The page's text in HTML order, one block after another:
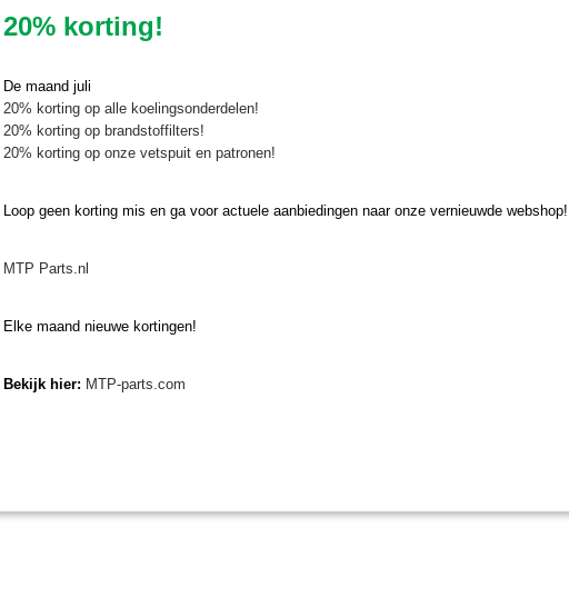
MZ62SXL-125
20% korting!
De maand juli
20% korting op alle koelingsonderdelen!
20% korting op brandstoffilters!
20% korting op onze vetspuit en patronen!
Loop geen korting mis en ga voor actuele aanbiedingen naar onze vernieuwde webshop!
MTP Parts.nl
Elke maand nieuwe kortingen!
Bekijk hier: MTP-parts.com